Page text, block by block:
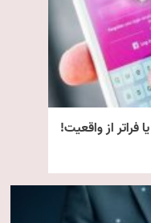
فراتر از واقعیت!